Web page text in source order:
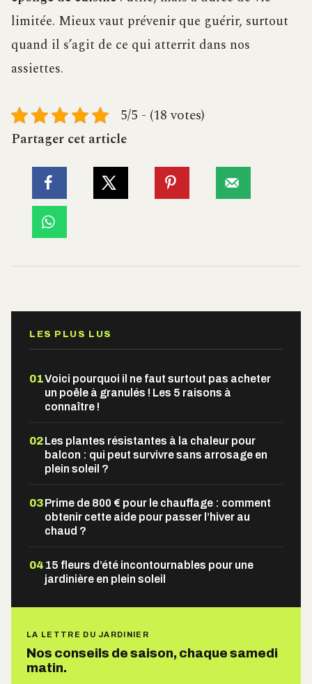
limitée. Mieux vaut prévenir que guérir, surtout
quand il s’agit de ce qui atterrit dans nos
assiettes.
5/5 - (18 votes)
Partager cet article
LES PLUS LUS
01Voici pourquoi il ne faut surtout pas acheter
un poêle à granulés ! Les 5 raisons à
connaître !
02Les plantes résistantes à la chaleur pour
balcon : qui peut survivre sans arrosage en
plein soleil ?
03Prime de 800 € pour le chauffage : comment
obtenir cette aide pour passer l’hiver au
chaud ?
04 15 fleurs d’été incontournables pour une
jardinière en plein soleil
LA LETTRE DU JARDINIER
Nos conseils de saison, chaque samedi
matin.